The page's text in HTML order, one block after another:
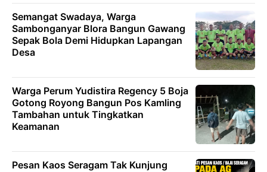
Semangat Swadaya, Warga
Sambonganyar Blora Bangun Gawang
Sepak Bola Demi Hidupkan Lapangan
Desa
Warga Perum Yudistira Regency 5 Boja
Gotong Royong Bangun Pos Kamling
Tambahan untuk Tingkatkan
Keamanan
Pesan Kaos Seragam Tak Kunjung